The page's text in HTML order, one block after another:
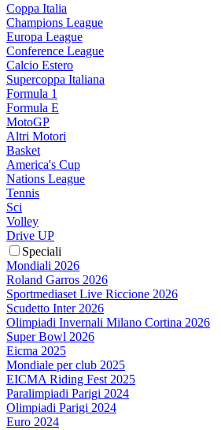
Coppa Italia
Champions League
Europa League
Conference League
Calcio Estero
Supercoppa Italiana
Formula 1
Formula E
MotoGP
Altri Motori
Basket
America's Cup
Nations League
Tennis
Sci
Volley
Drive UP
Speciali
Mondiali 2026
Roland Garros 2026
Sportmediaset Live Riccione 2026
Scudetto Inter 2026
Olimpiadi Invernali Milano Cortina 2026
Super Bowl 2026
Eicma 2025
Mondiale per club 2025
EICMA Riding Fest 2025
Paralimpiadi Parigi 2024
Olimpiadi Parigi 2024
Euro 2024